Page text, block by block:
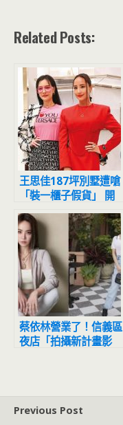
Related Posts:
王思佳187坪別墅遭嗆
「裝一櫃子假貨」 開
箱豪宅舊片神打臉
蔡依林營業了！信義區
夜店「拍攝新計畫影
Previous Post